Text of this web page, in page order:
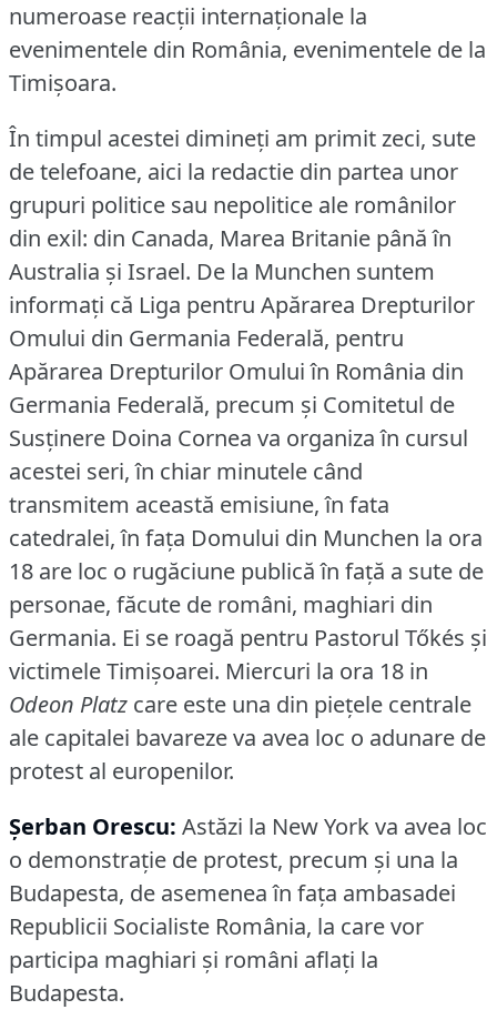
numeroase reacţii internaţionale la
evenimentele din România, evenimentele de la
Timişoara.
În timpul acestei dimineţi am primit zeci, sute
de telefoane, aici la redactie din partea unor
grupuri politice sau nepolitice ale românilor
din exil: din Canada, Marea Britanie până în
Australia şi Israel. De la Munchen suntem
informaţi că Liga pentru Apărarea Drepturilor
Omului din Germania Federală, pentru
Apărarea Drepturilor Omului în România din
Germania Federală, precum şi Comitetul de
Susţinere Doina Cornea va organiza în cursul
acestei seri, în chiar minutele când
transmitem această emisiune, în fata
catedralei, în faţa Domului din Munchen la ora
18 are loc o rugăciune publică în faţă a sute de
personae, făcute de români, maghiari din
Germania. Ei se roagă pentru Pastorul Tőkés şi
victimele Timişoarei. Miercuri la ora 18 in
Odeon Platz care este una din pieţele centrale
ale capitalei bavareze va avea loc o adunare de
protest al europenilor.
Şerban Orescu: Astăzi la New York va avea loc
o demonstraţie de protest, precum şi una la
Budapesta, de asemenea în faţa ambasadei
Republicii Socialiste România, la care vor
participa maghiari şi români aflaţi la
Budapesta.